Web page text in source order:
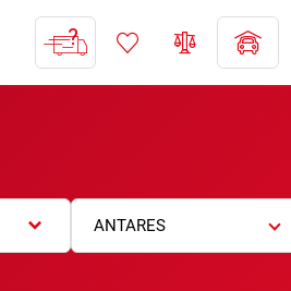
ANTARES